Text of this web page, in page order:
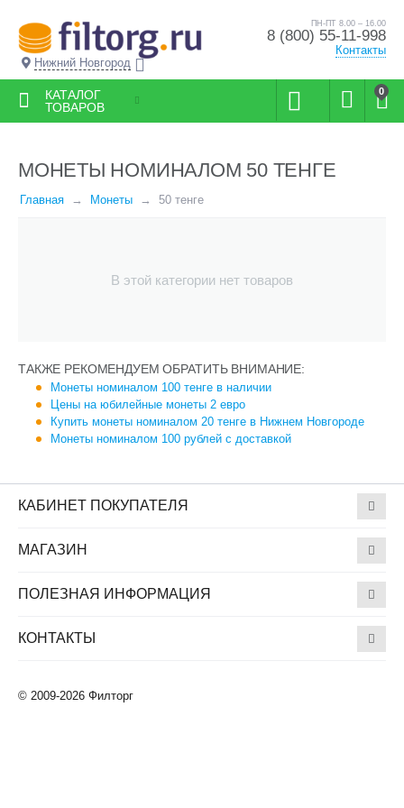
Нижний Новгород
ПН-ПТ 8.00 – 16.00
8 (800) 55-11-998
Контакты
0
КАТАЛОГ
ТОВАРОВ
МОНЕТЫ НОМИНАЛОМ 50 ТЕНГЕ
Главная Монеты 50 тенге
В этой категории нет товаров
ТАКЖЕ РЕКОМЕНДУЕМ ОБРАТИТЬ ВНИМАНИЕ:
Монеты номиналом 100 тенге в наличии
Цены на юбилейные монеты 2 евро
Купить монеты номиналом 20 тенге в Нижнем Новгороде
Монеты номиналом 100 рублей с доставкой
КАБИНЕТ ПОКУПАТЕЛЯ
МАГАЗИН
ПОЛЕЗНАЯ ИНФОРМАЦИЯ
КОНТАКТЫ
© 2009-2026 Филторг